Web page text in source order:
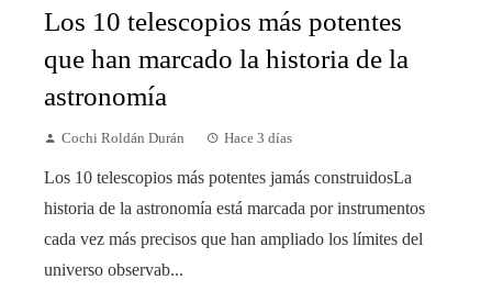
Los 10 telescopios más potentes
que han marcado la historia de la
astronomía
Cochi Roldán Durán Hace 3 días
Los 10 telescopios más potentes jamás construidosLa
historia de la astronomía está marcada por instrumentos
cada vez más precisos que han ampliado los límites del
universo observab...